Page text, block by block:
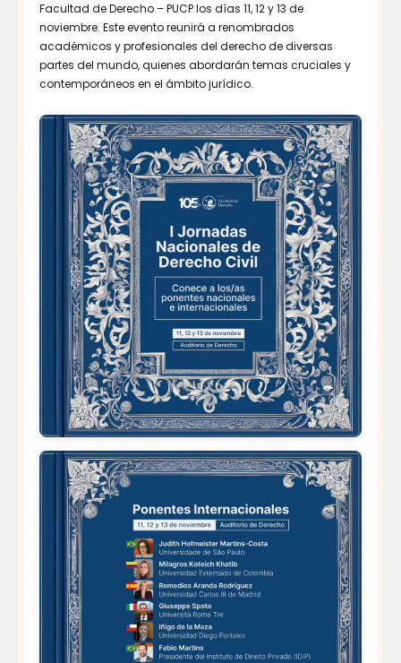
Facultad de Derecho – PUCP los días 11, 12 y 13 de
noviembre. Este evento reunirá a renombrados
académicos y profesionales del derecho de diversas
partes del mundo, quienes abordarán temas cruciales y
contemporáneos en el ámbito jurídico.